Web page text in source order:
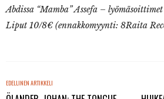
Abdissa “Mamba” Assefa – lyömäsoittimet
Liput 10/8€ (ennakkomyynti: 8Raita
EDELLINEN ARTIKKELI